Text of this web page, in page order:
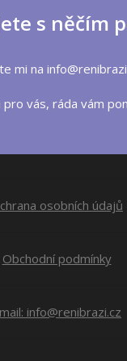
s něčím
mi na
pro vás, ráda vám
osobních údajů
Obchodní podmínky
info@renibrazi.cz